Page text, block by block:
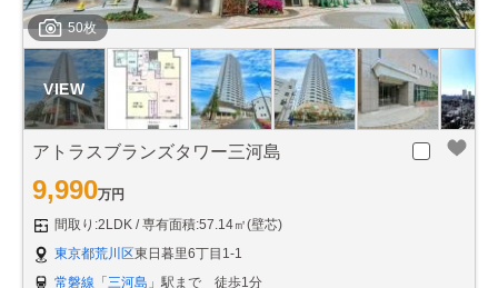
50枚
アトラスブランズタワー三河島
9,990万円
間取り:2LDK
専有面積:57.14㎡(壁芯)
東京都荒川区東日暮里6丁目1-1
常磐線 「 三河島 」駅まで 徒歩1分